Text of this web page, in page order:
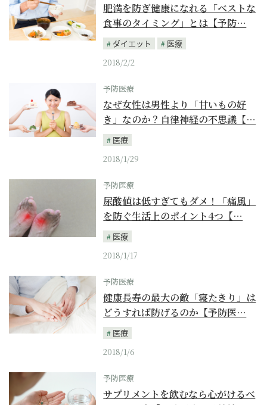
肥満を防ぎ健康になれる「ベストな
食事のタイミング」とは【予防…
ダイエット
医療
2018/2/2
予防医療
なぜ女性は男性より「甘いもの好
き」なのか？自律神経の不思議【…
医療
2018/1/29
予防医療
尿酸値は低すぎてもダメ！「痛風」
を防ぐ生活上のポイント4つ【…
医療
2018/1/17
予防医療
健康長寿の最大の敵「寝たきり」は
どうすれば防げるのか【予防医…
医療
2018/1/6
予防医療
サプリメントを飲むなら心がけるべ